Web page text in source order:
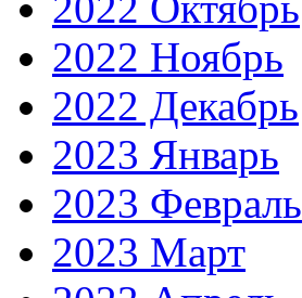
2022 Ноябрь
2022 Декабрь
2023 Январь
2023 Февраль
2023 Март